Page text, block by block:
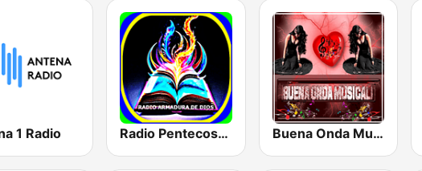
1 Radio Radio Pentecostal La Armadura de Dios Buena Onda Musical